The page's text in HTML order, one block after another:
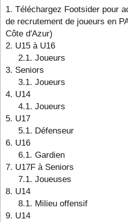
1. Téléchargez Footsider pour
de recrutement de joueurs en
Côte d'Azur)
2. U15 à U16
2.1. Joueurs
3. Seniors
3.1. Joueurs
4. U14
4.1. Joueurs
5. U17
5.1. Défenseur
6. U16
6.1. Gardien
7. U17F à Seniors
7.1. Joueuses
8. U14
8.1. Milieu offensif
9. U14